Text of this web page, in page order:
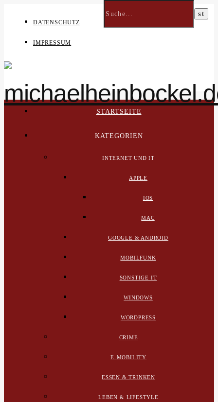
DATENSCHUTZ
IMPRESSUM
STARTSEITE
KATEGORIEN
INTERNET UND IT
APPLE
IOS
MAC
GOOGLE & ANDROID
MOBILFUNK
SONSTIGE IT
WINDOWS
WORDPRESS
CRIME
E-MOBILITY
ESSEN & TRINKEN
LEBEN & LIFESTYLE